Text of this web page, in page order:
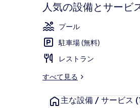
人気の設備とサービ
プール
駐車場 (無料)
レストラン
すべて見る
主な設備 / サービス